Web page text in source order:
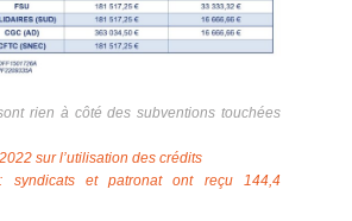
rien à côté des subventions touchées
sur l’utilisation des crédits
syndicats et patronat ont reçu 144,4